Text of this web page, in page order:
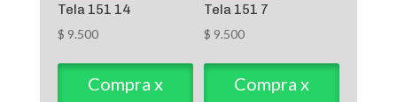
Tela 151 14
$ 9.500
Compra x
Tela 151 7
$ 9.500
Compra x